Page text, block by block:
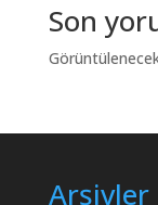
Son
Arşivler